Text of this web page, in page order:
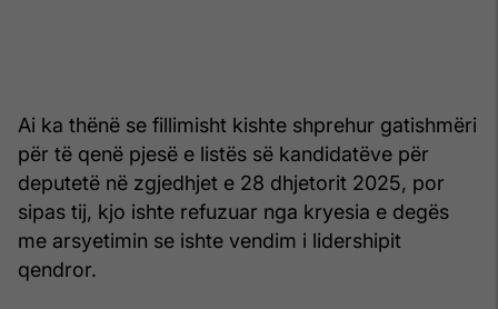
Ai ka thënë se fillimisht kishte shprehur gatishmëri
për të qenë pjesë e listës së kandidatëve për
deputetë në zgjedhjet e 28 dhjetorit 2025, por
sipas tij, kjo ishte refuzuar nga kryesia e degës
me arsyetimin se ishte vendim i lidershipit
qendror.